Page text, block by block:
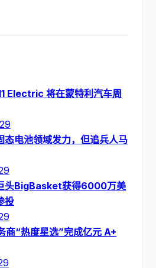
Electric 将在蒙特利汽车周
态电池领域发力，但追兵人马
头BigBasket获得6000万美
投
商“热度星选”完成亿元 A+